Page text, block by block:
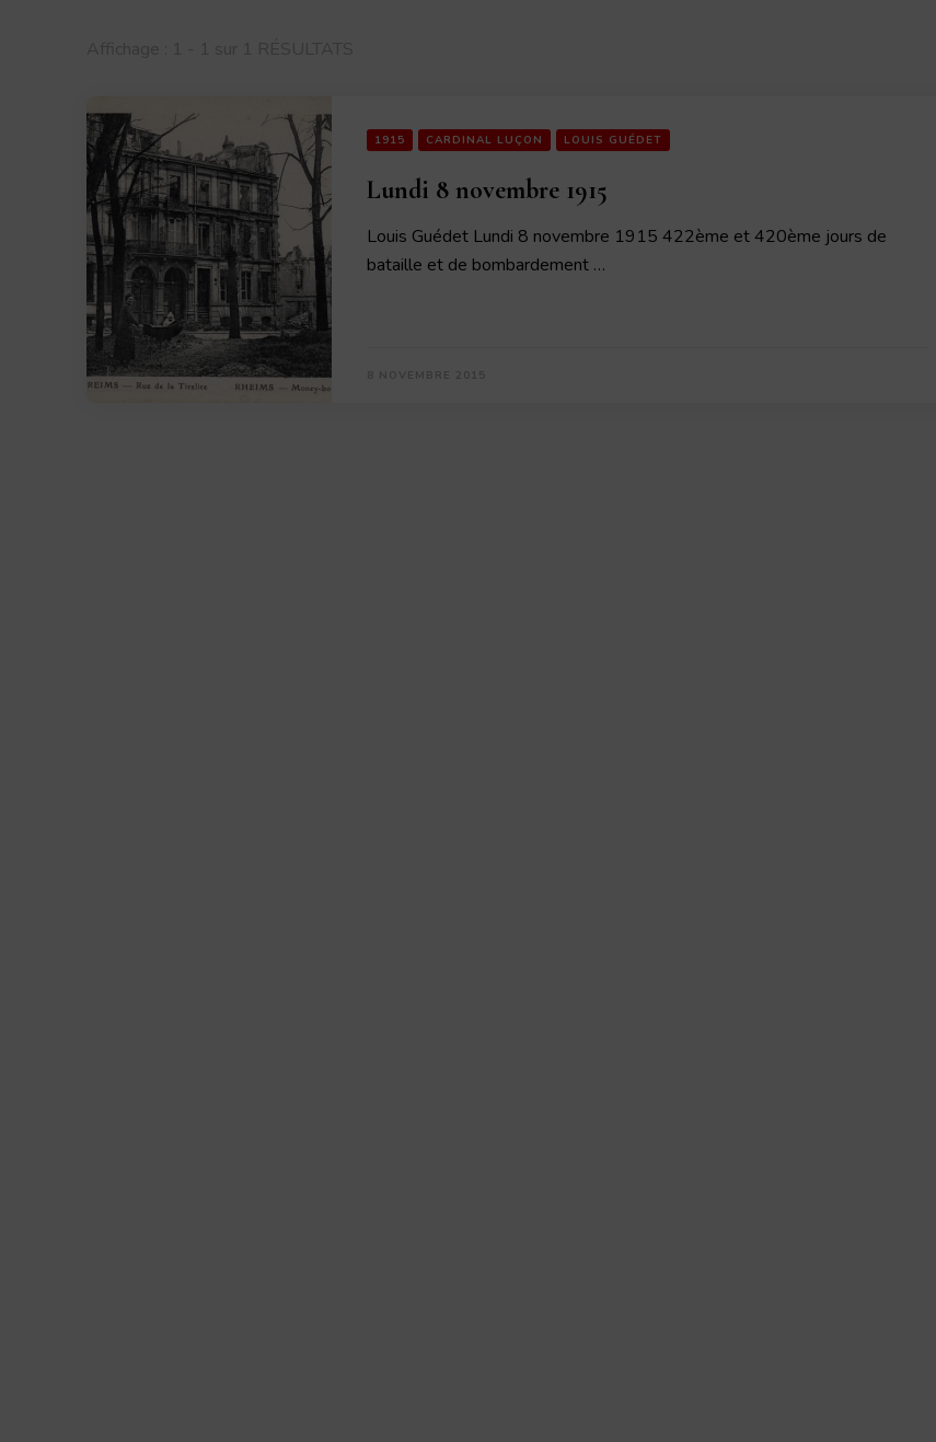
1915 CARDINAL LUÇON LOUIS GUÉDET
Lundi 8 novembre 1915
Louis Guédet Lundi 8 novembre 1915 422ème et 420ème jours de
bataille et de bombardement …